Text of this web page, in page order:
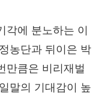
에 분노하는 이
농단과 뒤이은 박
만큼은 비리재벌
말의 기대감이 높